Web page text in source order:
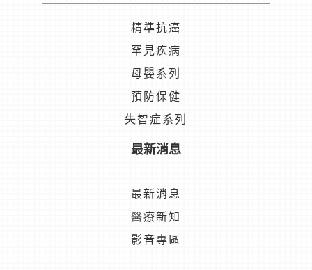
精準抗癌
罕見疾病
母嬰系列
預防保健
失智症系列
最新消息
最新消息
醫療新知
影音專區